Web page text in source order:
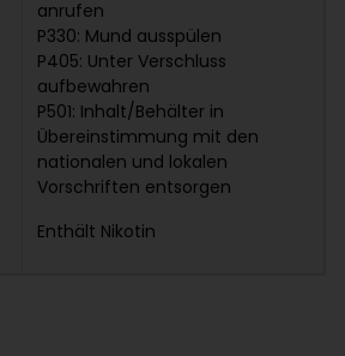
anrufen
P330: Mund ausspülen
P405: Unter Verschluss
aufbewahren
P501: Inhalt/Behälter in
Übereinstimmung mit den
nationalen und lokalen
Vorschriften entsorgen
Enthält Nikotin